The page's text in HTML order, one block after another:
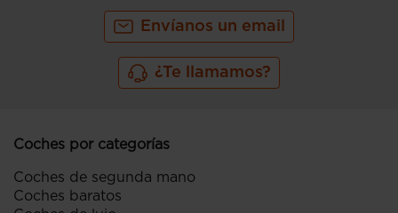
Envíanos un email
¿Te llamamos?
Coches por categorías
Coches de segunda mano
Coches baratos